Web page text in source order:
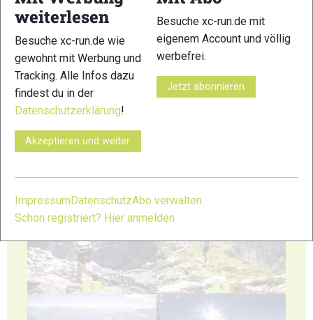
2
5 6
weiterlesen
Besuche xc-run.de wie
gewohnt mit Werbung und
Tracking. Alle Infos dazu
findest du in der
Datenschutzerklärung!
Akzeptieren und weiter
Besuche xc-run.de mit
eigenem Account und völlig
werbefrei.
Jetzt abonnieren
ImpressumDatenschutzAbo verwalten
Schon registriert? Hier anmelden